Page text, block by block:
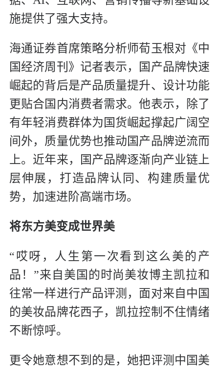
施提供了强大支持。
海通证券首席策略分析师荀玉根对《中
国经济周刊》记者表示，国产品牌快速
崛起的背后是产品质量提升、设计功能
更贴合国内消费者需求。他表示，除了
有年轻消费群体为国货崛起撑起广阔空
间外，质量优势也推动国产品牌逆流而
上。近年来，国产品牌逐渐向产业链上
层伸展，打造品牌认同、构建质量优
势，加速进阶高端市场。
将东方美变成世界美
“哎呀，人生第一次看到这么美的产
品！”来自美国的时尚美妆博主凯拉和
往常一样进行产品评测，面对来自中国
的美妆品牌花西子，凯拉控制不住情绪
不断惊呼。
更令她意想不到的是，她把评测中国美